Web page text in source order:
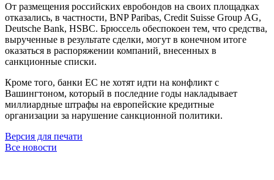
От размещения российских евробондов на своих площадках
отказались, в частности, BNP Paribas, Credit Suisse Group AG,
Deutsche Bank, HSBC. Брюссель обеспокоен тем, что средства,
вырученные в результате сделки, могут в конечном итоге
оказаться в распоряжении компаний, внесенных в
санкционные списки.
Кроме того, банки ЕС не хотят идти на конфликт с
Вашингтоном, который в последние годы накладывает
миллиардные штрафы на европейские кредитные
организации за нарушение санкционной политики.
Версия для печати
Все новости